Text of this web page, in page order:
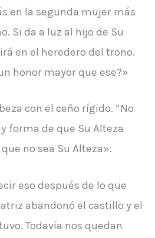
en la segunda mujer más
Si da a luz al hijo de Su
en el heredero del trono.
honor mayor que ese?»
con el ceño rígido. “No
forma de que Su Alteza
no sea Su Alteza».
eso después de lo que
abandonó el castillo y el
Todavía nos quedan